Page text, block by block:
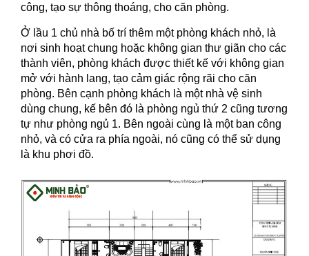
công, tạo sự thông thoáng, cho căn phòng.
Ở lầu 1 chủ nhà bố trí thêm một phòng khách nhỏ, là
nơi sinh hoạt chung hoặc không gian thư giãn cho các
thành viên, phòng khách được thiết kế với không gian
mở với hành lang, tạo cảm giác rộng rãi cho căn
phòng. Bên cạnh phòng khách là một nhà vệ sinh
dùng chung, kế bên đó là phòng ngủ thứ 2 cũng tương
tự như phòng ngủ 1. Bên ngoài cùng là một ban công
nhỏ, và có cửa ra phía ngoài, nó cũng có thể sử dụng
là khu phơi đồ.